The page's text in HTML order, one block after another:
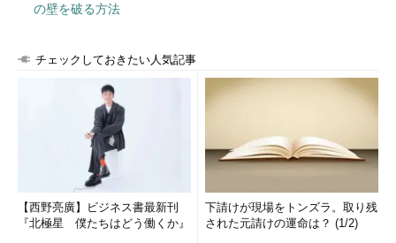
の壁を破る方法
チェックしておきたい人気記事
【西野亮廣】ビジネス書最新刊
『北極星 僕たちはどう働くか』
下請けが現場をトンズラ。取り残
された元請けの運命は？ (1/2)